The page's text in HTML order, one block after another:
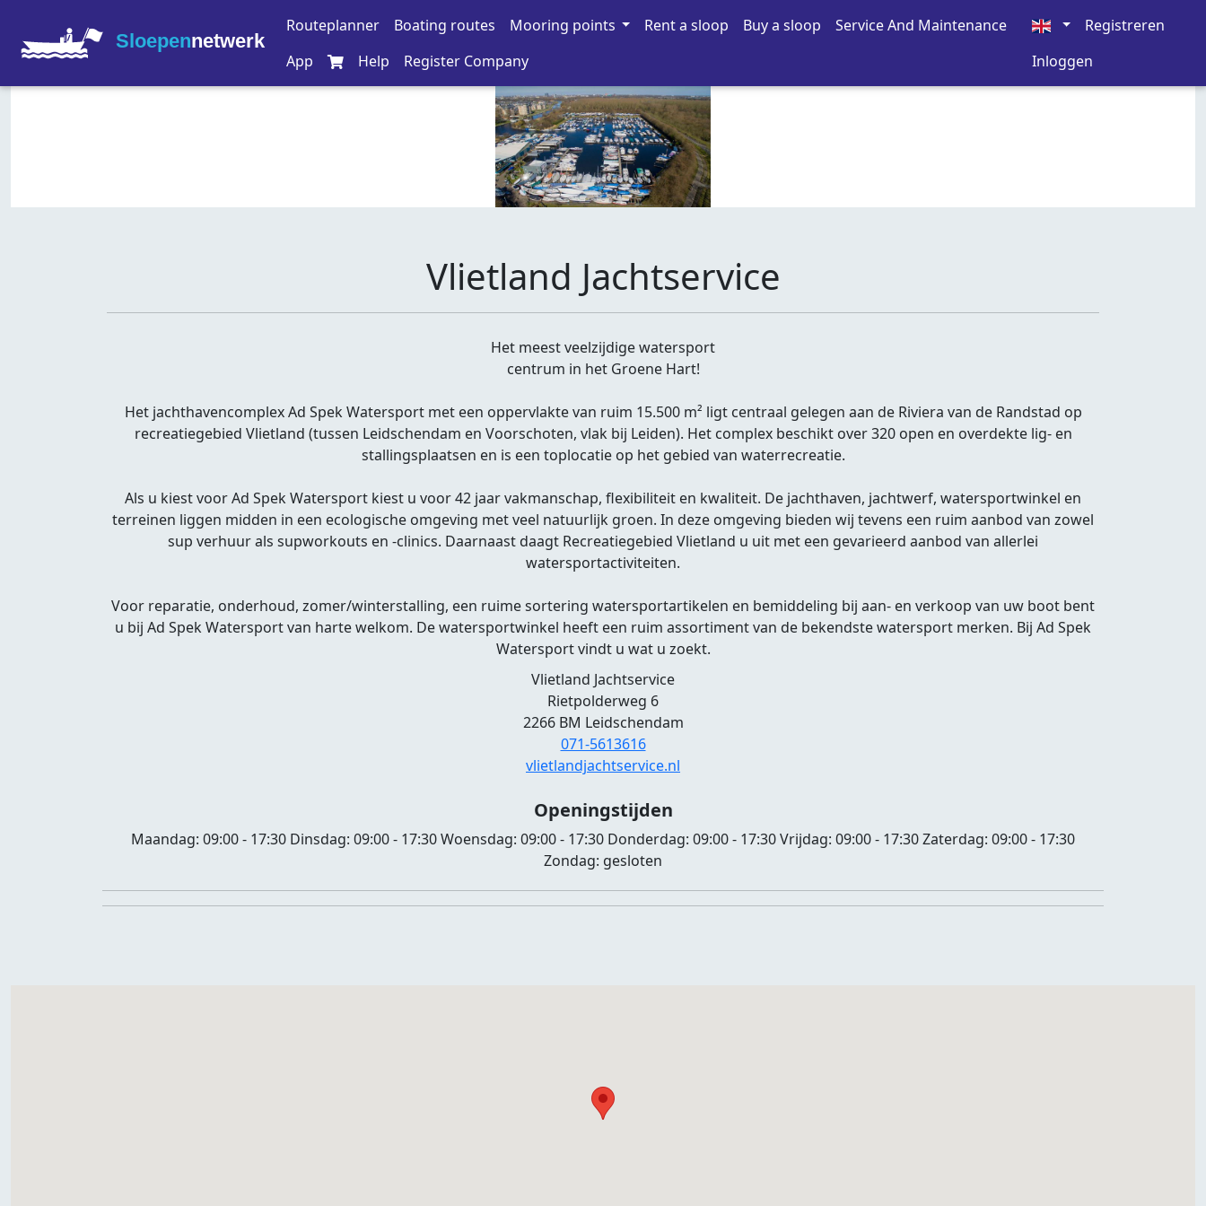
Sloepennetwerk
Routeplanner Boating routes Mooring points Rent a sloop Buy a sloop
Service And Maintenance
App
Help Register Company
Registreren
Inloggen
Vlietland Jachtservice
Het meest veelzijdige watersport
centrum in het Groene Hart!
Het jachthavencomplex Ad Spek Watersport met een oppervlakte van ruim 15.500 m² ligt centraal gelegen aan de Riviera van de Randstad op
recreatiegebied Vlietland (tussen Leidschendam en Voorschoten, vlak bij Leiden). Het complex beschikt over 320 open en overdekte lig- en
stallingsplaatsen en is een toplocatie op het gebied van waterrecreatie.
Als u kiest voor Ad Spek Watersport kiest u voor 42 jaar vakmanschap, flexibiliteit en kwaliteit. De jachthaven, jachtwerf, watersportwinkel en
terreinen liggen midden in een ecologische omgeving met veel natuurlijk groen. In deze omgeving bieden wij tevens een ruim aanbod van zowel
sup verhuur als supworkouts en -clinics. Daarnaast daagt Recreatiegebied Vlietland u uit met een gevarieerd aanbod van allerlei
watersportactiviteiten.
Voor reparatie, onderhoud, zomer/winterstalling, een ruime sortering watersportartikelen en bemiddeling bij aan- en verkoop van uw boot bent
u bij Ad Spek Watersport van harte welkom. De watersportwinkel heeft een ruim assortiment van de bekendste watersport merken. Bij Ad Spek
Watersport vindt u wat u zoekt.
Vlietland Jachtservice
Rietpolderweg 6
2266 BM Leidschendam
071-5613616
vlietlandjachtservice.nl
Openingstijden
Maandag: 09:00 - 17:30 Dinsdag: 09:00 - 17:30Woensdag: 09:00 - 17:30 Donderdag: 09:00 - 17:30Vrijdag: 09:00 - 17:30Zaterdag: 09:00 - 17:30
Zondag: gesloten